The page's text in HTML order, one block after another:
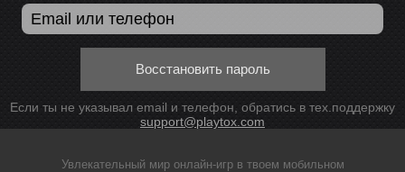
Восстановить пароль
Если ты не указывал email и телефон, обратись в тех.поддержку
support@playtox.com
Увлекательный мир онлайн-игр в твоем мобильном